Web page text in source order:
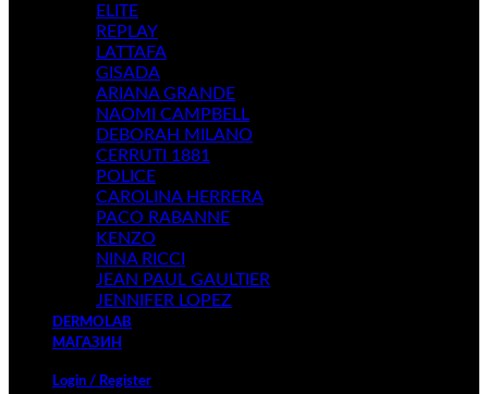
ELITE
REPLAY
LATTAFA
GISADA
ARIANA GRANDE
NAOMI CAMPBELL
DEBORAH MILANO
CERRUTI 1881
POLICE
CAROLINA HERRERA
PACO RABANNE
KENZO
NINA RICCI
JEAN PAUL GAULTIER
JENNIFER LOPEZ
DERMOLAB
МАГАЗИН
Login / Register